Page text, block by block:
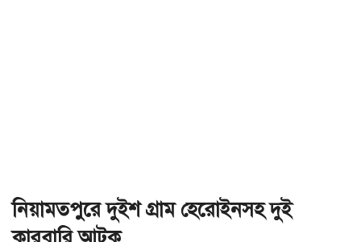
নিয়ামতপুরে দুইশ গ্রাম হেরোইনসহ দুই